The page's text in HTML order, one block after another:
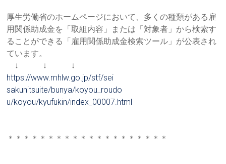
厚生労働省のホームページにおいて、多くの種類がある雇
用関係助成金を「取組内容」または「対象者」から検索す
ることができる「 雇用関係助成金検索ツール」が公表され
ています。
↓ ↓ ↓
https://www.mhlw.go.jp/stf/sei
sakunitsuite/bunya/koyou_roudo
u/koyou/kyufukin/index_00007.html
＊＊＊＊＊＊＊＊＊＊＊＊＊＊＊＊＊＊＊＊